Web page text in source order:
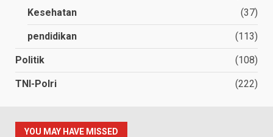
Kesehatan
(37)
pendidikan (113)
Politik (108)
TNI-Polri (222)
YOU MAY HAVE MISSED